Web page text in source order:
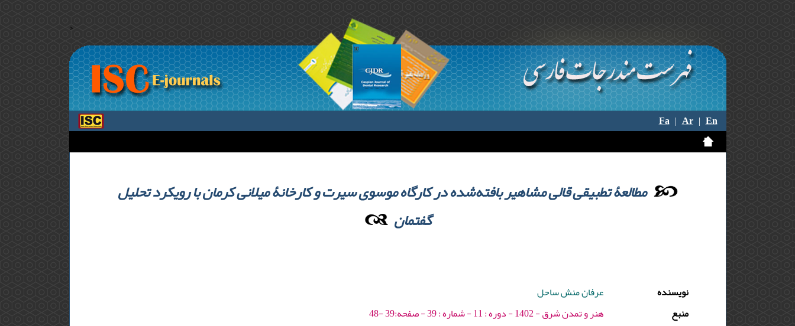
>
Fa|Ar|En
مطالعۀ تطبیقی قالی مشاهیر بافته‌شده در کارگاه موسوی سیرت و کارخانۀ میلانی کرمان با رویکرد تحلیل
گفتمان
نویسنده
عرفان منش ساحل
منبع
هنر و تمدن شرق - 1402 - دوره : 11 - شماره : 39 - صفحه:39 -48